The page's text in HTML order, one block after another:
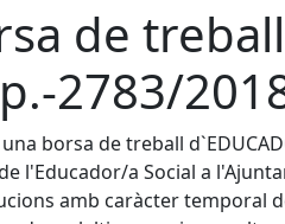
de
2783/
una borsa de treball
l'Educador/a Social a
amb caràcter temporal